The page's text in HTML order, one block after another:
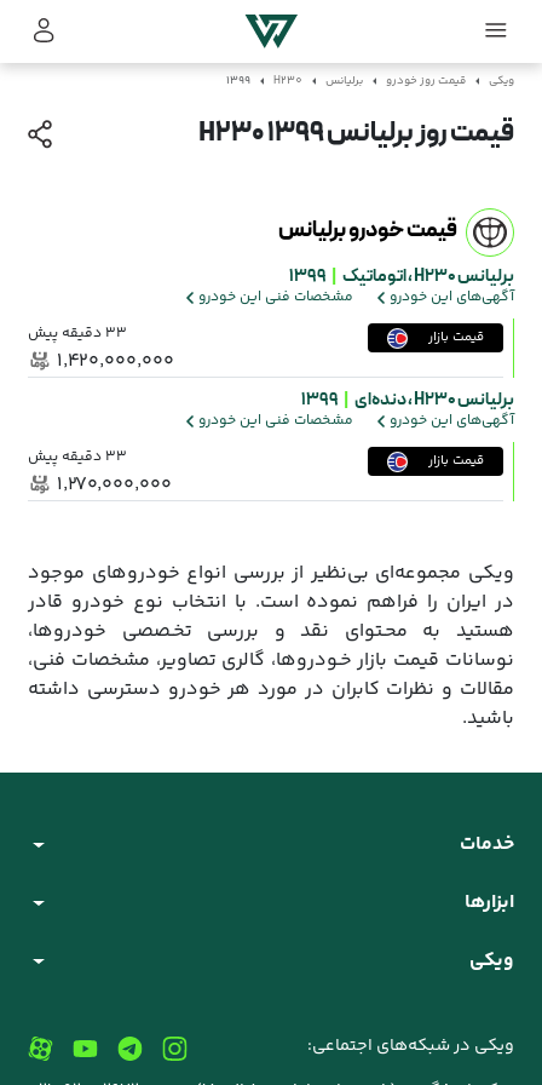
ویکی قیمت روز خودرو برلیانس H230
1399
قیمت روز برلیانس H230 1399
قیمت خودرو برلیانس
برلیانس H230 ، اتوماتیک 1399
آگهی‌های این خودرو مشخصات فنی این خودرو
قیمت بازار 33 دقیقه پیش
۱٬۴۲۰٬۰۰۰٬۰۰۰
برلیانس H230 ، دنده‌ای 1399
آگهی‌های این خودرو مشخصات فنی این خودرو
قیمت بازار 33 دقیقه پیش
۱٬۲۷۰٬۰۰۰٬۰۰۰
ویکی مجموعه‌ای بی‌نظیر از بررسی انواع خودروهای موجود
در ایران را فراهم نموده است. با انتخاب نوع خودرو قادر
هستید به محـتوای نقد و بررسی تخـصصی خودروها،
نوسانات قیمت بازار خـودروها، گالری تصاویر، مشخصات فنی،
مقالات و نظرات کابران در مورد هر خودرو دسترسی داشته
باشید.
خدمات
ابزارها
ویکی
ویکی در شبکه‌های اجتماعی: